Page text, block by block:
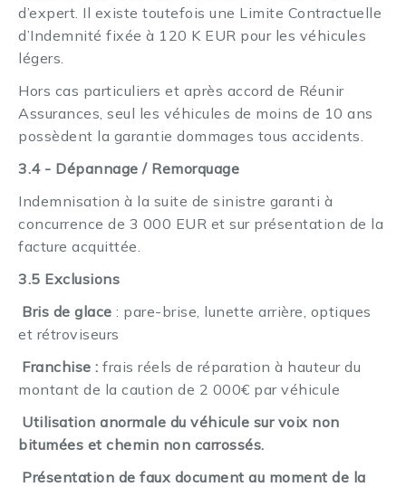
d’expert. Il existe toutefois une Limite Contractuelle
d’Indemnité fixée à 120 K EUR pour les véhicules
légers.
Hors cas particuliers et après accord de Réunir
Assurances, seul les véhicules de moins de 10 ans
possèdent la garantie dommages tous accidents.
3.4 - Dépannage / Remorquage
Indemnisation à la suite de sinistre garanti à
concurrence de 3 000 EUR et sur présentation de la
facture acquittée.
3.5 Exclusions
Bris de glace : pare-brise, lunette arrière, optiques
et rétroviseurs
Franchise : frais réels de réparation à hauteur du
montant de la caution de 2 000€ par véhicule
Utilisation anormale du véhicule sur voix non
bitumées et chemin non carrossés.
Présentation de faux document au moment de la